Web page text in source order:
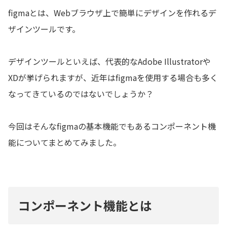
figmaとは、Webブラウザ上で簡単にデザインを作れるデ
ザインツールです。
デザインツールといえば、代表的なAdobe Illustratorや
XDが挙げられますが、近年はfigmaを使用する場合も多く
なってきているのではないでしょうか？
今回はそんなfigmaの基本機能でもあるコンポーネント機
能についてまとめてみました。
コンポーネント機能とは